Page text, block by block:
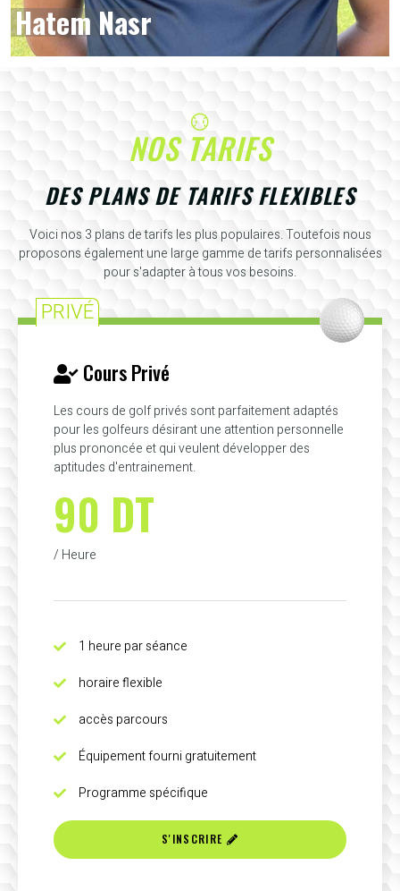
Hatem Nasr
NOS TARIFS
DES PLANS DE TARIFS FLEXIBLES
Voici nos 3 plans de tarifs les plus populaires. Toutefois nous
proposons également une large gamme de tarifs personnalisées
pour s'adapter à tous vos besoins.
PRIVÉ
Cours Privé
Les cours de golf privés sont parfaitement adaptés
pour les golfeurs désirant une attention personnelle
plus prononcée et qui veulent développer des
aptitudes d'entrainement.
90 DT
/ Heure
1 heure par séance
horaire flexible
accès parcours
Équipement fourni gratuitement
Programme spécifique
S'INSCRIRE